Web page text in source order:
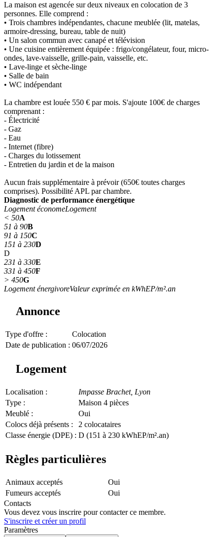
La maison est agencée sur deux niveaux en colocation de 3
personnes. Elle comprend :
• Trois chambres indépendantes, chacune meublée (lit, matelas,
armoire-dressing, bureau, table de nuit)
• Un salon commun avec canapé et télévision
• Une cuisine entièrement équipée : frigo/congélateur, four, micro-
ondes, lave-vaisselle, grille-pain, vaisselle, etc.
• Lave-linge et sèche-linge
• Salle de bain
• WC indépendant
La chambre est louée 550 € par mois. S'ajoute 100€ de charges
comprenant :
- Électricité
- Gaz
- Eau
- Internet (fibre)
- Charges du lotissement
- Entretien du jardin et de la maison
Aucun frais supplémentaire à prévoir (650€ toutes charges
comprises). Possibilité APL par chambre.
Diagnostic de performance énergétique
Logement économeLogement
< 50A
51 à 90B
91 à 150C
151 à 230D
D
231 à 330E
331 à 450F
> 450G
Logement énergivoreValeur exprimée en kWhEP/m².an
Annonce
Type d'offre :
Colocation
Date de publication : 06/07/2026
Logement
Localisation : Impasse Brachet, Lyon
Type :
Maison 4 pièces
Meublé :
Oui
Colocs déjà présents :
2 colocataires
Classe énergie (DPE) : D (151 à 230 kWhEP/m².an)
Règles particulières
Animaux acceptés
Oui
Fumeurs acceptés
Oui
Contacts
Vous devez vous inscrire pour contacter ce membre.
S'inscrire et créer un profil
Paramètres